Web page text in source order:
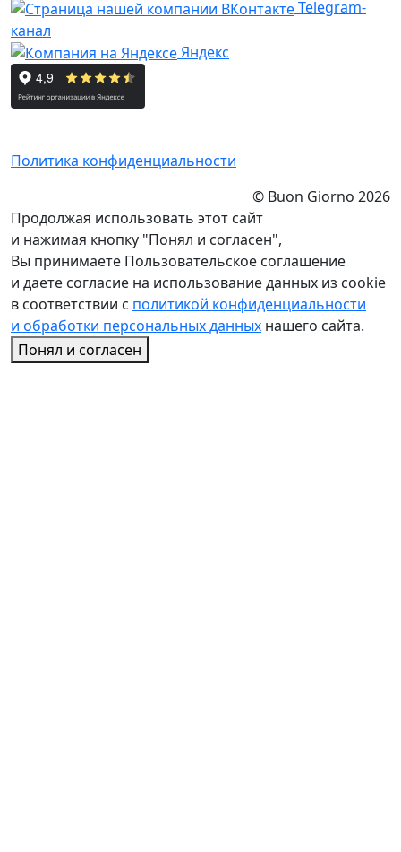
Telegram-
канал
Яндекс
Политика конфиденциальности
© Buon Giorno 2026
Продолжая использовать этот сайт
и нажимая кнопку "Понял и согласен",
Вы принимаете Пользовательское соглашение
и даете согласие на использование данных из cookie
в соответствии с политикой конфиденциальности
и обработки персональных данных нашего сайта.
Понял и согласен